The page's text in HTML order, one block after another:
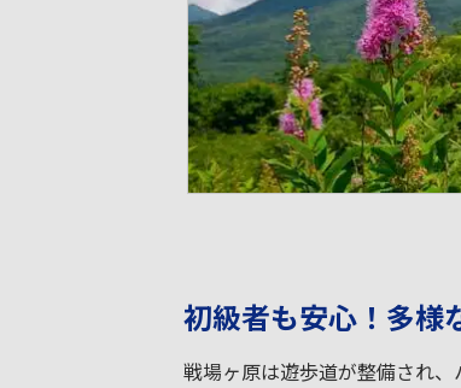
初級者も安心！多様
戦場ヶ原は遊歩道が整備され